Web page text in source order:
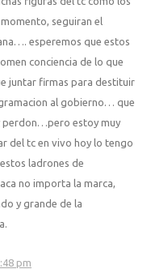
seguiran el
esperemos que estos
conciencia de lo que
juntar firmas para destituir
al gobierno… que
perdon…pero estoy muy
del tc en vivo hoy lo tengo
ladrones de
no importa la marca,
y grande de la
pm